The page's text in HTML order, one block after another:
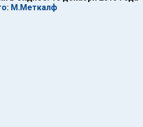
М.Меткалф